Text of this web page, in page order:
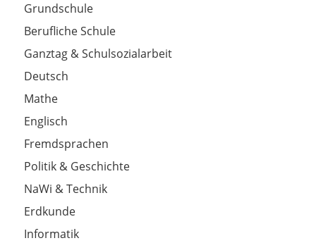
Grundschule
Berufliche Schule
Ganztag & Schulsozialarbeit
Deutsch
Mathe
Englisch
Fremdsprachen
Politik & Geschichte
NaWi & Technik
Erdkunde
Informatik